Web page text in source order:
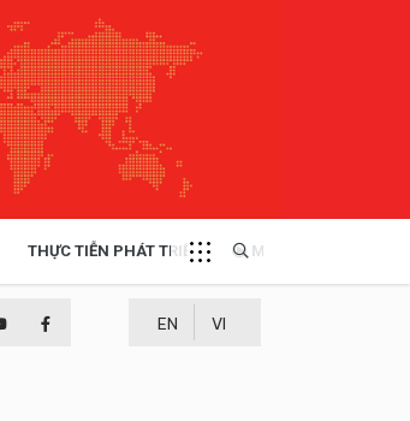
THỰC TIỄN PHÁT TRIỂN MULTIMEDIA
EN VI